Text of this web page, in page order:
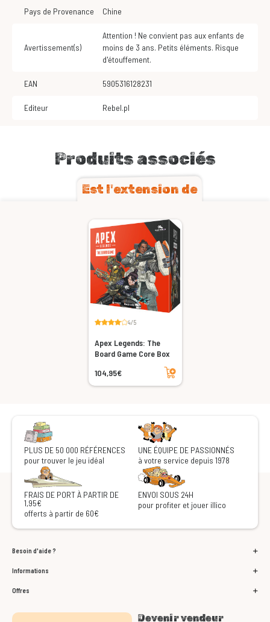
Pays de Provenance Chine
Avertissement(s)
Attention ! Ne convient pas aux enfants de
moins de 3 ans. Petits éléments. Risque
d'étouffement.
EAN 5905316128231
Editeur Rebel.pl
Produits associés
Est l'extension de
4/5
Apex Legends: The
Board Game Core Box
104,95€
Ajouter au panier
PLUS DE 50 000 RÉFÉRENCES
pour trouver le jeu idéal
UNE ÉQUIPE DE PASSIONNÉS
à votre service depuis 1978
FRAIS DE PORT À PARTIR DE
1,95€
offerts à partir de 60€
ENVOI SOUS 24H
pour profiter et jouer illico
Besoin d'aide ?
Informations
Offres
Devenir vendeur